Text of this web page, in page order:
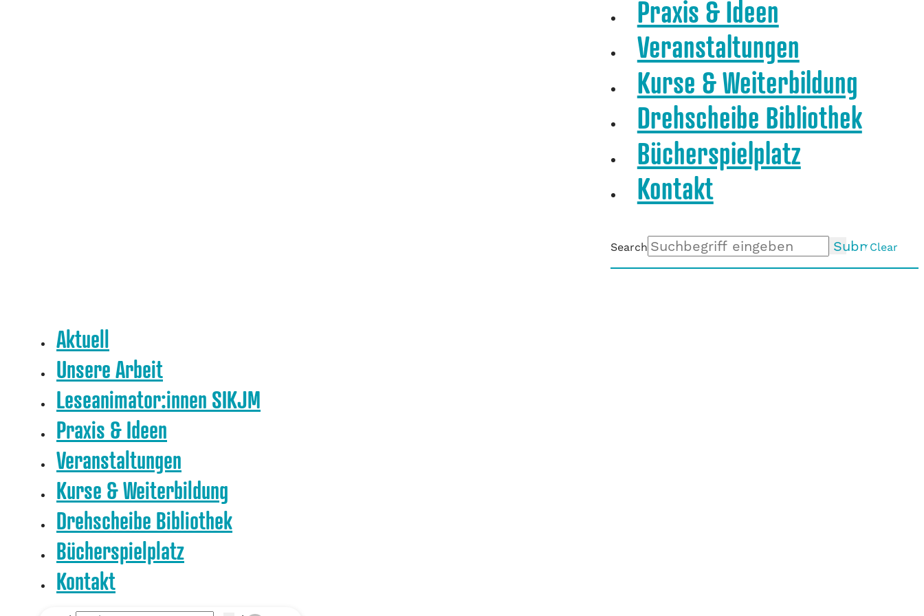
Praxis & Ideen
Veranstaltungen
Kurse & Weiterbildung
Drehscheibe Bibliothek
Bücherspielplatz
Kontakt
Search SubmitClear
Aktuell
Unsere Arbeit
Leseanimator:innen SIKJM
Praxis & Ideen
Veranstaltungen
Kurse & Weiterbildung
Drehscheibe Bibliothek
Bücherspielplatz
Kontakt